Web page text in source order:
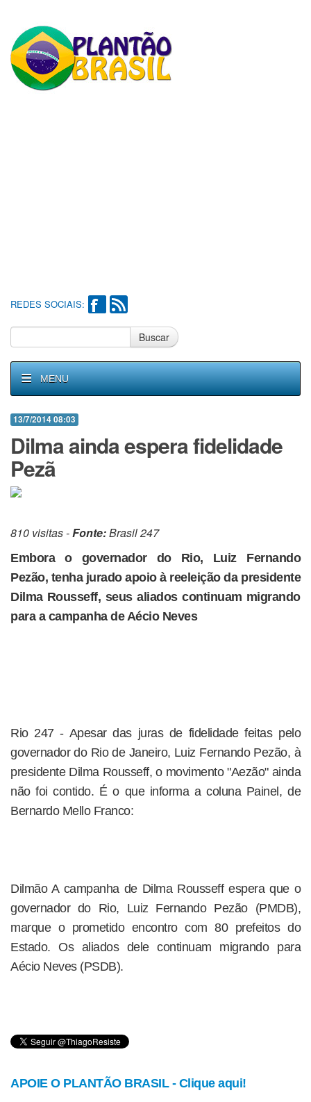
REDES SOCIAIS:
Buscar
MENU
13/7/2014 08:03
Dilma ainda espera fidelidade
Pezã
810 visitas -Fonte:Brasil 247
Embora o governador do Rio, Luiz Fernando
Pezão, tenha jurado apoio à reeleição da presidente
Dilma Rousseff, seus aliados continuam migrando
para a campanha de Aécio Neves
Rio 247 - Apesar das juras de fidelidade feitas pelo
governador do Rio de Janeiro, Luiz Fernando Pezão, à
presidente Dilma Rousseff, o movimento "Aezão" ainda
não foi contido. É o que informa a coluna Painel, de
Bernardo Mello Franco:
Dilmão A campanha de Dilma Rousseff espera que o
governador do Rio, Luiz Fernando Pezão (PMDB),
marque o prometido encontro com 80 prefeitos do
Estado. Os aliados dele continuam migrando para
Aécio Neves (PSDB).
APOIE O PLANTÃO BRASIL - Clique aqui!